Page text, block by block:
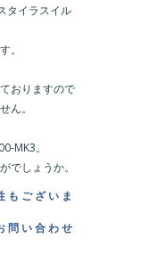
タイラスイル
。
おりますので
ん。
MK3。
でしょうか。
ございま
問い合わせ